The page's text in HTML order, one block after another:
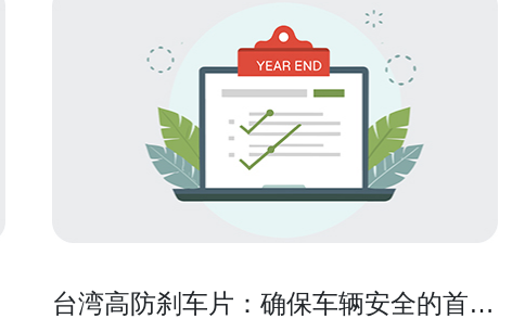
台湾高防刹车片：确保车辆安全的首选